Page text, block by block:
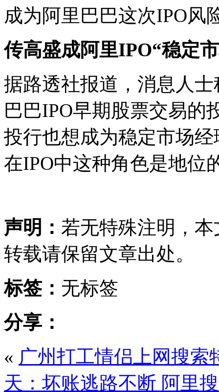
成为阿里巴巴这次IPO风
传高盛成阿里IPO“稳定
据路透社报道，消息人
巴巴IPO早期股票交易的
投行也想成为稳定市场经
在IPO中这种角色是地位
声明： 若无特殊注明，
转载请保留文章出处。
标签： 无标签
分享：
« 广州打工情侣上网搜索
天：坏账逃路不断 阿里